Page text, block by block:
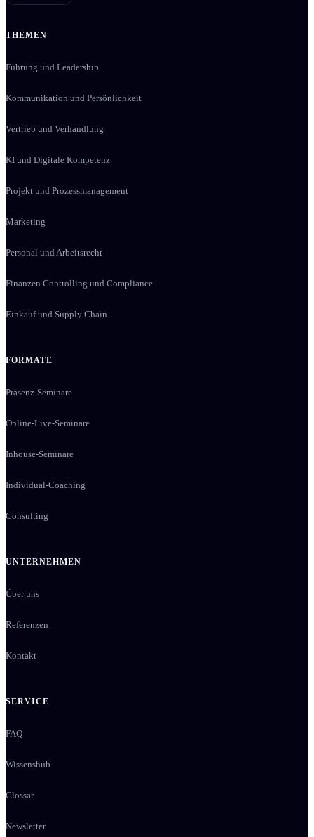
THEMEN
Führung und Leadership
Kommunikation und Persönlichkeit
Vertrieb und Verhandlung
KI und Digitale Kompetenz
Projekt und Prozessmanagement
Marketing
Personal und Arbeitsrecht
Finanzen Controlling und Compliance
Einkauf und Supply Chain
FORMATE
Präsenz-Seminare
Online-Live-Seminare
Inhouse-Seminare
Individual-Coaching
Consulting
UNTERNEHMEN
Über uns
Referenzen
Kontakt
SERVICE
FAQ
Wissenshub
Glossar
Newsletter